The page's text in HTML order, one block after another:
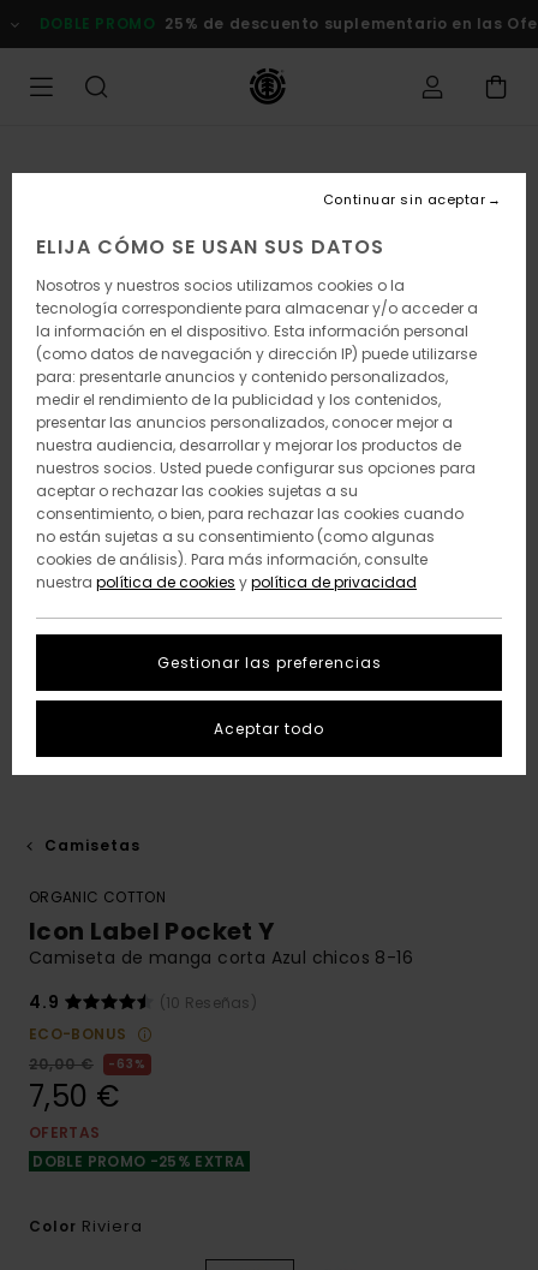
la
DOBLE PROMO 25% de descuento suplementario en las Ofertas
Camisetas
ORGANIC COTTON
Icon Label Pocket Y
Camiseta de manga corta Azul chicos 8-16
4.9
(10 Reseñas)
ECO-BONUS
20,00 €
63%
7,50 €
OFERTAS
DOBLE PROMO -25% EXTRA
Color Riviera
ELIJA CÓMO SE USAN SUS DATOS
Nosotros y nuestros socios utilizamos cookies o la
tecnología correspondiente para almacenar y/o acceder a
la información en el dispositivo. Esta información personal
(como datos de navegación y dirección IP) puede utilizarse
para: presentarle anuncios y contenido personalizados,
medir el rendimiento de la publicidad y los contenidos,
presentar las anuncios personalizados, conocer mejor a
nuestra audiencia, desarrollar y mejorar los productos de
nuestros socios. Usted puede configurar sus opciones para
aceptar o rechazar las cookies sujetas a su
consentimiento, o bien, para rechazar las cookies cuando
no están sujetas a su consentimiento (como algunas
cookies de análisis). Para más información, consulte
nuestra política de cookies ypolítica de privacidad
Gestionar las preferencias
Continuar sin aceptar
Aceptar todo